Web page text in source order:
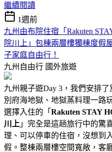
繼續閱讀
1週前
九州由布院住宿「Rakuten
院川上」包棟兩層樓獨棟度假
子家庭自由行！
九州自由行 國外旅遊
九州親子遊Day 3，我們安排
別府海地獄、地獄蒸料理一路
選擇入住的「 Rakuten STAY
川上 」完全是這趟旅行中的驚
理、可以停車的住宿，沒想到
假。整棟兩層樓空間寬敞，客